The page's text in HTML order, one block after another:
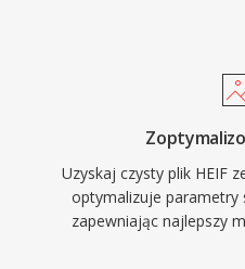
Uzyskaj czysty plik HEIF
optymalizuje parametry
zapewniając najlepszy